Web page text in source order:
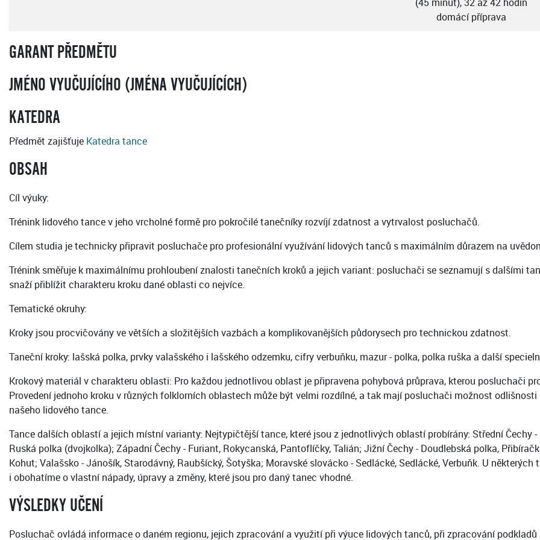
domácí příprava
GARANT PŘEDMĚTU
JMÉNO VYUČUJÍCÍHO (JMÉNA VYUČUJÍCÍCH)
KATEDRA
Předmět zajišťuje Katedra tance
OBSAH
Cíl výuky:
Trénink lidového tance v jeho vrcholné formě pro pokročilé tanečníky rozvíjí zdatnost a vytrvalost posluchačů.
Cílem studia je technicky připravit posluchače pro profesionální využívání lidových tanců s maximálním důrazem na
Trénink směřuje k maximálnímu prohloubení znalosti tanečních kroků a jejich variant: posluchači se seznamují s dalšími
snaží přiblížit charakteru kroku dané oblasti co nejvíce.
Tematické okruhy:
Kroky jsou procvičovány ve větších a složitějších vazbách a komplikovanějších půdorysech pro technickou zdatnost.
Taneční kroky: lašská polka, prvky valašského i lašského odzemku, cifry verbuňku, mazur - polka, polka ruška a další
Krokový materiál v charakteru oblasti: Pro každou jednotlivou oblast je připravena pohybová průprava, kterou posluchači
Provedení jednoho kroku v různých folklorních oblastech může být velmi rozdílné, a tak mají posluchači možnost
našeho lidového tance.
Tance dalších oblastí a jejich místní varianty: Nejtypičtější tance, které jsou z jednotlivých oblastí probírány: Střední Čechy
Ruská polka (dvojkolka); Západní Čechy - Furiant, Rokycanská, Pantoflíčky, Talián; Jižní Čechy - Doudlebská polka,
Kohut; Valašsko - Jánošík, Starodávný, Raubšícký, Šotyška; Moravské slovácko - Sedlácké, Sedlácké, Verbuňk. U
i obohatíme o vlastní nápady, úpravy a změny, které jsou pro daný tanec vhodné.
VÝSLEDKY UČENÍ
Posluchač ovládá informace o daném regionu, jejich zpracování a využití při výuce lidových tanců, při zpracování